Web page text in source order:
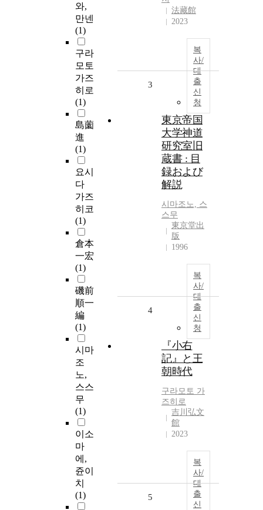
와,
만넨
(1)
구라
모토
가즈
히로
(1)
島薗
進
(1)
요시
다
가즈
히코
(1)
倉本
一宏
(1)
磯前
順一
編
(1)
시마
조
노,
스스
무
(1)
이소
마
에,
쥰이
치
(1)
法藏館
2023
복
사/
대
출
신
청
3
東京帝国
大学神道
研究室旧
蔵書 : 目
録および
解説
시마조노, 스
스무
東京堂出
版
1996
복
사/
대
출
신
청
4
『小右
記』と王
朝時代
구라모토 가
즈히로
吉川弘文
館
2023
복
사/
대
출
신
5